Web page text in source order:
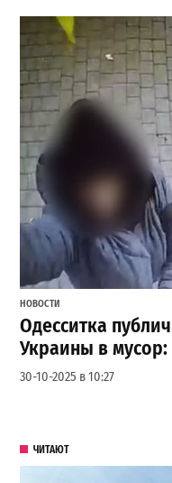
НОВОСТИ
Одесситка
Украины в мусор:
30-10-2025 в 10:27
ЧИТАЮТ